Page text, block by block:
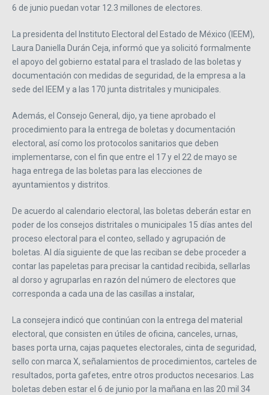
6 de junio puedan votar 12.3 millones de electores.
La presidenta del Instituto Electoral del Estado de México (IEEM),
Laura Daniella Durán Ceja, informó que ya solicitó formalmente
el apoyo del gobierno estatal para el traslado de las boletas y
documentación con medidas de seguridad, de la empresa a la
sede del IEEM y a las 170 junta distritales y municipales.
Además, el Consejo General, dijo, ya tiene aprobado el
procedimiento para la entrega de boletas y documentación
electoral, así como los protocolos sanitarios que deben
implementarse, con el fin que entre el 17 y el 22 de mayo se
haga entrega de las boletas para las elecciones de
ayuntamientos y distritos.
De acuerdo al calendario electoral, las boletas deberán estar en
poder de los consejos distritales o municipales 15 días antes del
proceso electoral para el conteo, sellado y agrupación de
boletas. Al día siguiente de que las reciban se debe proceder a
contar las papeletas para precisar la cantidad recibida, sellarlas
al dorso y agruparlas en razón del número de electores que
corresponda a cada una de las casillas a instalar,
La consejera indicó que continúan con la entrega del material
electoral, que consisten en útiles de oficina, canceles, urnas,
bases porta urna, cajas paquetes electorales, cinta de seguridad,
sello con marca X, señalamientos de procedimientos, carteles de
resultados, porta gafetes, entre otros productos necesarios. Las
boletas deben estar el 6 de junio por la mañana en las 20 mil 34